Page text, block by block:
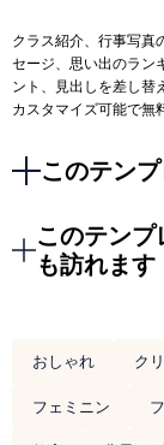
クラス紹介、行事写真
セージ、思い出のラ
ント、見出しを差し替
カスタマイズ可能で無
このテン
このテン
も訪れます
おしゃれ ク
フェミニン